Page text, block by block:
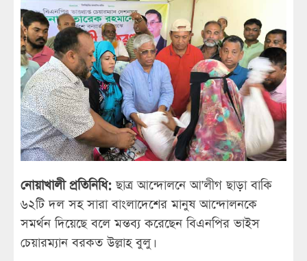
নোয়াখালী প্রতিনিধি: ছাত্র আন্দোলনে আ'লীগ ছাড়া বাকি
৬২টি দল সহ সারা বাংলাদেশের মানুষ আন্দোলনকে
সমর্থন দিয়েছে বলে মন্তব্য করেছেন বিএনপির ভাইস
চেয়ারম্যান বরকত উল্লাহ বুলু।